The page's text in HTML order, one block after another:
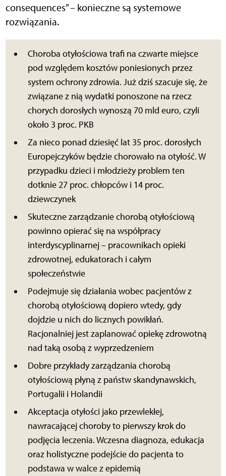
consequences” – konieczne są systemowe
rozwiązania.
Choroba otyłościowa trafi na czwarte miejsce
pod względem kosztów poniesionych przez
system ochrony zdrowia. Już dziś szacuje się, że
związane z nią wydatki ponoszone na rzecz
chorych dorosłych wynoszą 70 mld euro, czyli
około 3 proc. PKB
Za nieco ponad dziesięć lat 35 proc. dorosłych
Europejczyków będzie chorowało na otyłość. W
przypadku dzieci i młodzieży problem ten
dotknie 27 proc. chłopców i 14 proc.
dziewczynek
Skuteczne zarządzanie chorobą otyłościową
powinno opierać się na współpracy
interdyscyplinarnej – pracownikach opieki
zdrowotnej, edukatorach i całym
społeczeństwie
Podejmuje się działania wobec pacjentów z
chorobą otyłościową dopiero wtedy, gdy
dojdzie u nich do licznych powikłań.
Racjonalniej jest zaplanować opiekę zdrowotną
nad taką osobą z wyprzedzeniem
Dobre przykłady zarządzania chorobą
otyłościową płyną z państw skandynawskich,
Portugalii i Holandii
Akceptacja otyłości jako przewlekłej,
nawracającej choroby to pierwszy krok do
podjęcia leczenia. Wczesna diagnoza, edukacja
oraz holistyczne podejście do pacjenta to
podstawa w walce z epidemią